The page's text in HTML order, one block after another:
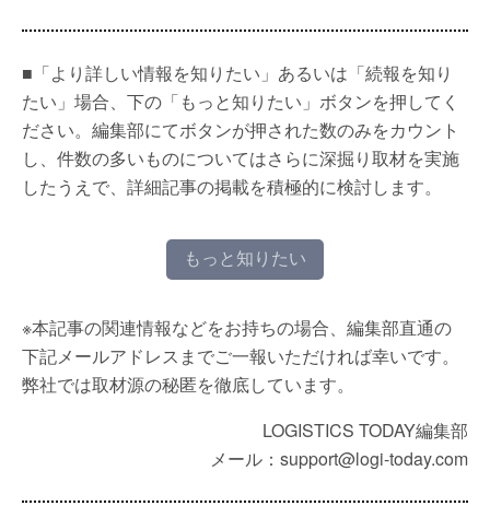
■「より詳しい情報を知りたい」あるいは「続報を知り
たい」場合、下の「もっと知りたい」ボタンを押してく
ださい。編集部にてボタンが押された数のみをカウント
し、件数の多いものについてはさらに深掘り取材を実施
したうえで、詳細記事の掲載を積極的に検討します。
もっと知りたい
※本記事の関連情報などをお持ちの場合、編集部直通の
下記メールアドレスまでご一報いただければ幸いです。
弊社では取材源の秘匿を徹底しています。
LOGISTICS TODAY編集部
メール：support@logi-today.com